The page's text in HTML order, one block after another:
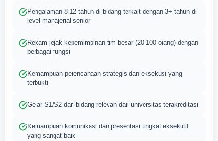
Pengalaman 8-12 tahun di bidang terkait dengan 3+ tahun di
level manajerial senior
Rekam jejak kepemimpinan tim besar (20-100 orang) dengan
berbagai fungsi
Kemampuan perencanaan strategis dan eksekusi yang
terbukti
Gelar S1/S2 dari bidang relevan dari universitas terakreditasi
Kemampuan komunikasi dan presentasi tingkat eksekutif
yang sangat baik